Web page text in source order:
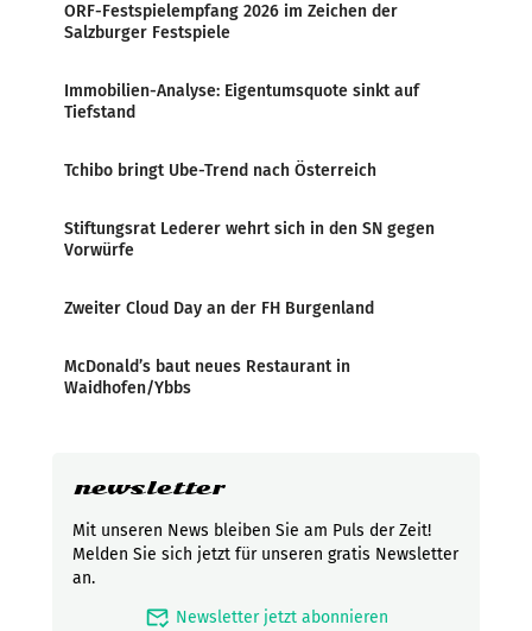
ORF-Festspielempfang 2026 im Zeichen der
Salzburger Festspiele
Immobilien-Analyse: Eigentumsquote sinkt auf
Tiefstand
Tchibo bringt Ube-Trend nach Österreich
Stiftungsrat Lederer wehrt sich in den SN gegen
Vorwürfe
Zweiter Cloud Day an der FH Burgenland
McDonald’s baut neues Restaurant in
Waidhofen/Ybbs
newsletter
Mit unseren News bleiben Sie am Puls der Zeit!
Melden Sie sich jetzt für unseren gratis Newsletter
an.
mark_email_read Newsletter jetzt abonnieren